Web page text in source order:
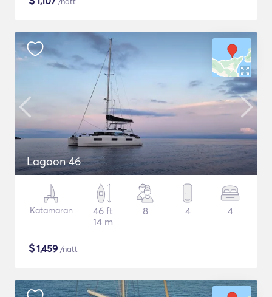
Lagoon 46
Katamaran
46 ft
14 m
8 4 4
$1,459 /natt